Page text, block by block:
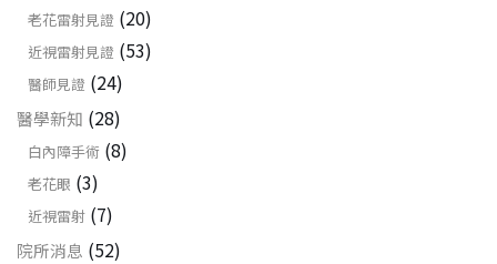
老花雷射見證 (20)
近視雷射見證 (53)
醫師見證 (24)
醫學新知 (28)
白內障手術 (8)
老花眼 (3)
近視雷射 (7)
院所消息 (52)